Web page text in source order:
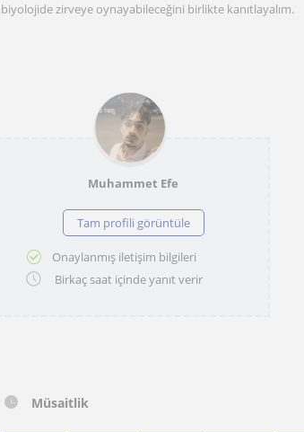
biyolojide zirveye oynayabileceğini birlikte kanıtlayalım.
Muhammet Efe
Tam profili görüntüle
Onaylanmış iletişim bilgileri
Birkaç saat içinde yanıt verir
Müsaitlik